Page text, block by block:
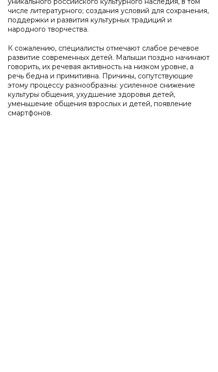
числе литературного; создания условий для сохранения,
поддержки и развития культурных традиций и
народного творчества.
К сожалению, специалисты отмечают слабое речевое
развитие современных детей. Малыши поздно начинают
говорить, их речевая активность на низком уровне, а
речь бедна и примитивна. Причины, сопутствующие
этому процессу разнообразны: усиленное снижение
культуры общения, ухудшение здоровья детей,
уменьшение общения взрослых и детей, появление
смартфонов.